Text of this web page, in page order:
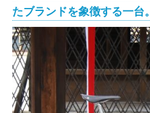
たブランドを象徴する一台。